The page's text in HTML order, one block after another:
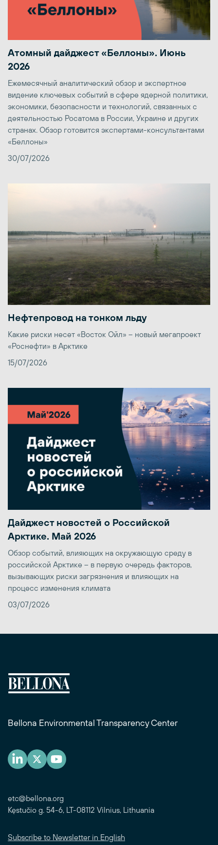
Атомный дайджест «Беллоны». Июнь
2026
Ежемесячный аналитический обзор и экспертное
видение ключевых событий в сфере ядерной политики,
экономики, безопасности и технологий, связанных с
деятельностью Росатома в России, Украине и других
странах. Обзор готовится экспертами-консультантами
«Беллоны»
30/07/2026
Нефтепровод на тонком льду
Какие риски несет «Восток Ойл» – новый мегапроект
«Роснефти» в Арктике
15/07/2026
Дайджест новостей о Российской
Арктике. Май 2026
Обзор событий, влияющих на окружающую среду в
российской Арктике – в первую очередь факторов,
вызывающих риски загрязнения и влияющих на
процесс изменения климата
03/07/2026
Bellona Environmental Transparency Center
etc@bellona.org
Kęstučio g. 54-6, LT-08112 Vilnius, Lithuania
Subscribe to Newsletter in English